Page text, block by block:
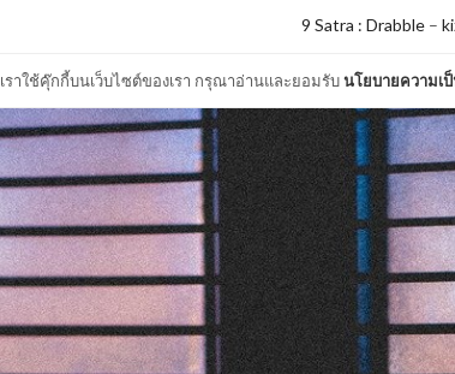
เราใช้คุ๊กกี้บนเว็บไซต์ของเรา กรุณาอ่านและยอมรับนโยบายความเ
9 Satra : Drabble–